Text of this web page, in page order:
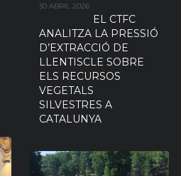
30 ABRIL 2026
EL CTFC
ANALITZA LA PRESSIÓ
D’EXTRACCIÓ DE
LLENTISCLE SOBRE
ELS RECURSOS
VEGETALS
SILVESTRES A
CATALUNYA